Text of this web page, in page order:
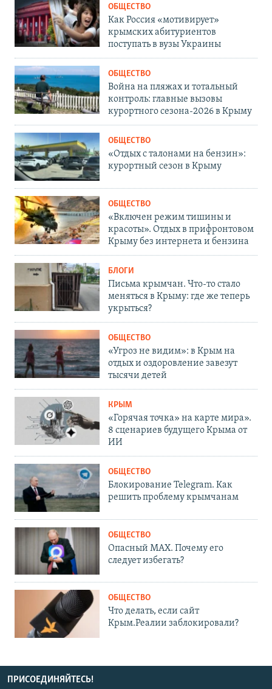
ОБЩЕСТВО
Как Россия «мотивирует»
крымских абитуриентов
поступать в вузы Украины
ОБЩЕСТВО
Война на пляжах и тотальный
контроль: главные вызовы
курортного сезона-2026 в Крыму
ОБЩЕСТВО
«Отдых с талонами на бензин»:
курортный сезон в Крыму
ОБЩЕСТВО
«Включен режим тишины и
красоты». Отдых в прифронтовом
Крыму без интернета и бензина
БЛОГИ
Письма крымчан. Что-то стало
меняться в Крыму: где же теперь
укрыться?
ОБЩЕСТВО
«Угроз не видим»: в Крым на
отдых и оздоровление завезут
тысячи детей
КРЫМ
«Горячая точка» на карте мира».
8 сценариев будущего Крыма от
ИИ
ОБЩЕСТВО
Блокирование Telegram. Как
решить проблему крымчанам
ОБЩЕСТВО
Опасный MAX. Почему его
следует избегать?
ОБЩЕСТВО
Что делать, если сайт
Крым.Реалии заблокировали?
ПРИСОЕДИНЯЙТЕСЬ!